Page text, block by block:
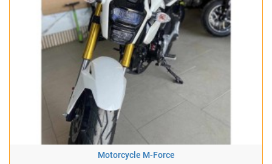
Motorcycle M-Force